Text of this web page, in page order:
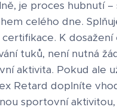
je proces hubnutí –
celého dne.
K
tuků, není nutná
aktivita. Pokud ale
Retard doplníte
sportovní